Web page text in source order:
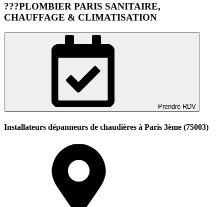
???PLOMBIER PARIS SANITAIRE,
CHAUFFAGE & CLIMATISATION
Prendre RDV
Installateurs dépanneurs de chaudières à Paris 3ème (75003)